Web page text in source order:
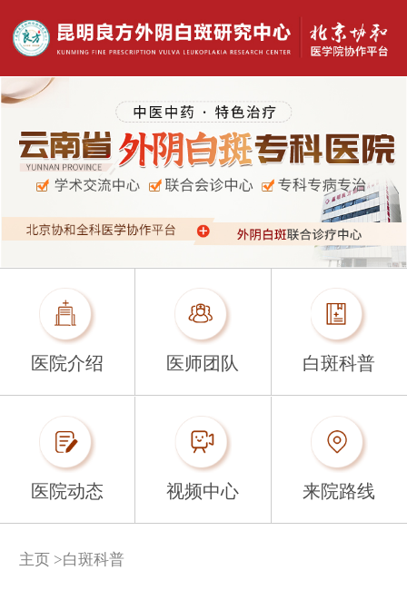
医院介绍 医师团队 白斑科普
医院动态 视频中心 来院路线
主页 >白斑科普